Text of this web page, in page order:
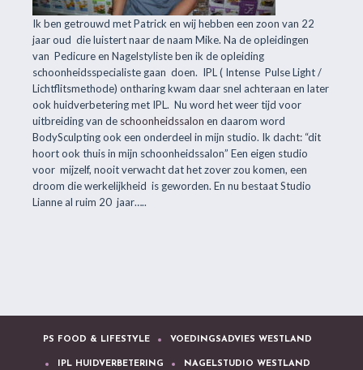
Ik ben getrouwd met Patrick en wij hebben een zoon van 22
jaar oud die luistert naar de naam Mike. Na de opleidingen
van Pedicure en Nagelstyliste ben ik de opleiding
schoonheidsspecialiste gaan doen. IPL ( Intense Pulse Light /
Lichtflitsmethode) ontharing kwam daar snel achteraan en later
ook huidverbetering met IPL. Nu word het weer tijd voor
uitbreiding van de schoonheidssalon en daarom word
BodySculpting ook een onderdeel in mijn studio. Ik dacht: “dit
hoort ook thuis in mijn schoonheidssalon” Een eigen studio
voor mijzelf, nooit verwacht dat het zover zou komen, een
droom die werkelijkheid is geworden. En nu bestaat Studio
Lianne al ruim 20 jaar…..
PS FOOD & LIFESTYLE VOEDINGSADVIES WESTLAND
IPL HUIDVERBETERING NAGELSTUDIO WESTLAND